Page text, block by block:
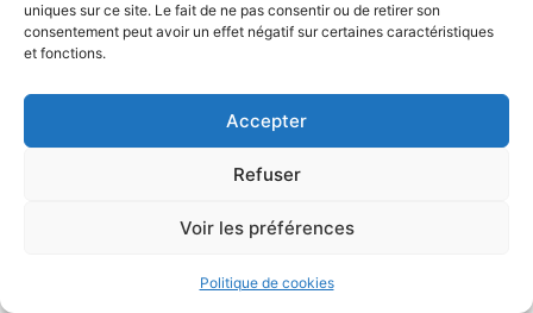
uniques sur ce site. Le fait de ne pas consentir ou de retirer son
consentement peut avoir un effet négatif sur certaines caractéristiques
et fonctions.
Accepter
Refuser
Voir les préférences
Politique de cookies
AccessibilitéConfidentialitéMentions légales
Plan du site